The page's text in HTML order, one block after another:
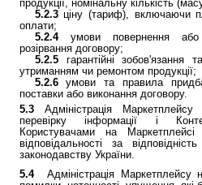
продукції, номінальну кількість
5.2.3ціну (тариф), включаючи
оплати;
5.2.4 умови повернення
розірвання договору;
5.2.5гарантійні зобов'язання
утриманням чи ремонтом продукції;
5.2.6умови та правила
поставки або виконання договору.
5.3 Адміністрація
перевірку інформації і
Користувачами на
відповідальності за
законодавству України.
5.4Адміністрація Маркетплейсу